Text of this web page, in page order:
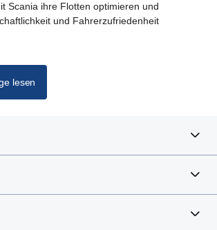
Scania ihre Flotten optimieren und
und Fahrerzufriedenheit
lesen